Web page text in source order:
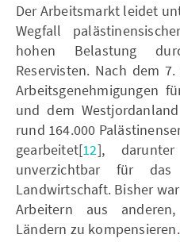
Der Arbeitsmarkt leidet
Wegfall
hohen Belastung
Reservisten. Nach dem
Arbeitsgenehmigungen
und dem
rund 164.000
gearbeitet[12],
unverzichtbar für
Landwirtschaft. Bisher
Arbeitern aus
Ländern zu